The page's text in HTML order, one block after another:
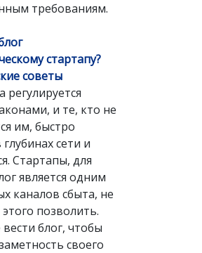
требованиям.
стартапу?
советы
регулируется
и те, кто не
им, быстро
сети и
Стартапы, для
является одним
каналов сбыта, не
этого позволить.
блог, чтобы
своего